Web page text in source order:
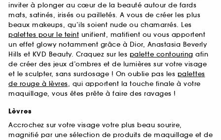
inviter à plonger au cœur de la beauté autour de fards
mats, satinés, irisés ou pailletés. A vous de créer les plus
beaux makeups, qu’ils soient nude ou chamarrés. Les
palettes pour le teint unifient, matifient ou vous apportent
un effet glowy notamment grâce à Dior, Anastasia Beverly
Hills et KVD Beauty. Craquez sur les palette contouring afin
de créer des jeux d’ombres et de lumières sur votre visage
et le sculpter, sans surdosage ! On oublie pas les palettes
de rouge à lèvres, qui apportent la touche finale à votre
maquillage, vous êtes prête à faire des ravages !
Lèvres
Accrochez sur votre visage votre plus beau sourire,
magnifié par une sélection de produits de maquillage et de